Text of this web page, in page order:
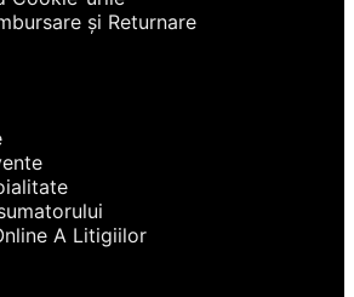
și Returnare
A Litigiilor